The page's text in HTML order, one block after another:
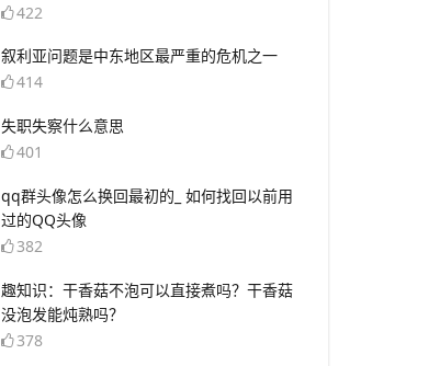
422
​叙利亚问题是中东地区最严重的危机之一
414
​失职失察什么意思
401
​qq群头像怎么换回最初的_ 如何找回以前用
过的QQ头像
382
​趣知识：干香菇不泡可以直接煮吗？干香菇
没泡发能炖熟吗？
378